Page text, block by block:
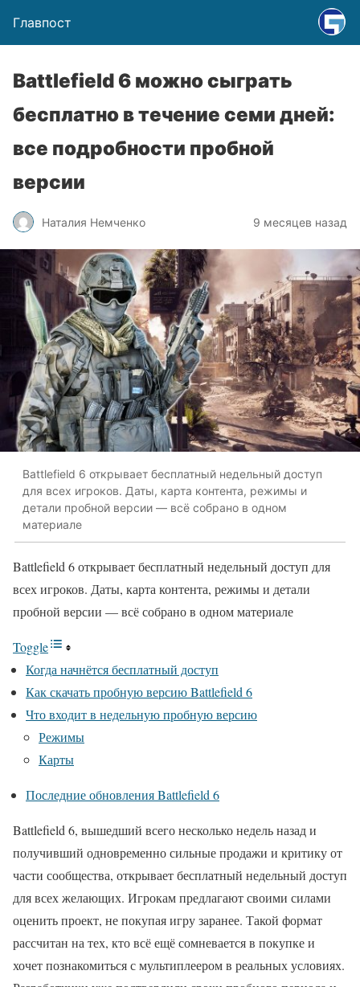
Главпост
Battlefield 6 можно сыграть
бесплатно в течение семи дней:
все подробности пробной
версии
Наталия Немченко 9 месяцев назад
Battlefield 6 открывает бесплатный недельный доступ
для всех игроков. Даты, карта контента, режимы и
детали пробной версии — всё собрано в одном
материале
Battlefield 6 открывает бесплатный недельный доступ для
всех игроков. Даты, карта контента, режимы и детали
пробной версии — всё собрано в одном материале
Toggle
Когда начнётся бесплатный доступ
Как скачать пробную версию Battlefield 6
Что входит в недельную пробную версию
Режимы
Карты
Последние обновления Battlefield 6
Battlefield 6, вышедший всего несколько недель назад и
получивший одновременно сильные продажи и критику от
части сообщества, открывает бесплатный недельный доступ
для всех желающих. Игрокам предлагают своими силами
оценить проект, не покупая игру заранее. Такой формат
рассчитан на тех, кто всё ещё сомневается в покупке и
хочет познакомиться с мультиплеером в реальных условиях.